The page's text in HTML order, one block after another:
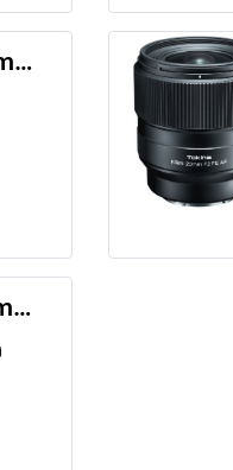
Tokina atx-m 23mm F1.4 X
Tokina FiRIN 20mm F2.0